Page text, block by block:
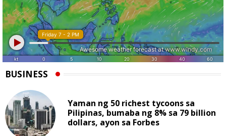
BUSINESS
Yaman ng 50 richest tycoons sa
Pilipinas, bumaba ng 8% sa 79 billion
dollars, ayon sa Forbes